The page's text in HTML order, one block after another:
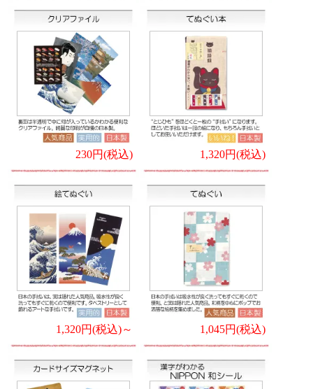
230円(税込) 1,320円(税込)
1,320円(税込)～ 1,045円(税込)